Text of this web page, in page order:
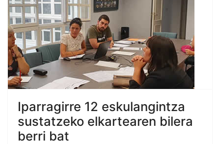
Iparragirre 12 eskulangintza
sustatzeko elkartearen bilera
berri bat